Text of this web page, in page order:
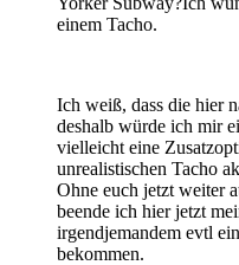
einem Tacho.
Ich weiß, dass die hier
deshalb würde ich mir
vielleicht eine
unrealistischen Tacho
Ohne euch jetzt weiter
beende ich hier jetzt
irgendjemandem evtl
bekommen.